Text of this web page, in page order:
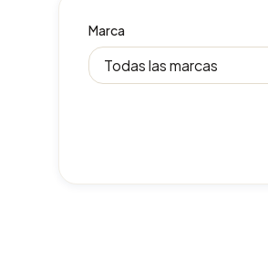
Marca